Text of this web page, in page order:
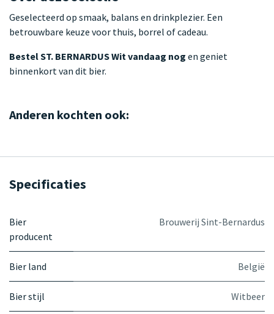
Geselecteerd op smaak, balans en drinkplezier. Een
betrouwbare keuze voor thuis, borrel of cadeau.
Bestel ST. BERNARDUS Wit vandaag nog en geniet
binnenkort van dit bier.
Anderen kochten ook:
Specificaties
Bier
producent
Brouwerij Sint-Bernardus
Bier land België
Bier stijl Witbeer